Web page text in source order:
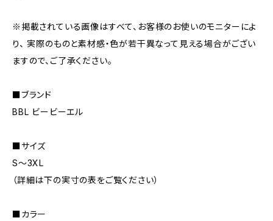
※掲載されている画像はすべて、お客様のお使いのモニターによ
り、 実際のものと素材感・色が若干異なって見える場合がござい
ますので、ご了承ください。
■ブランド
BBL ビービーエル
■サイズ
S〜3XL
（詳細は下の実寸の表をご覧ください）
■カラー